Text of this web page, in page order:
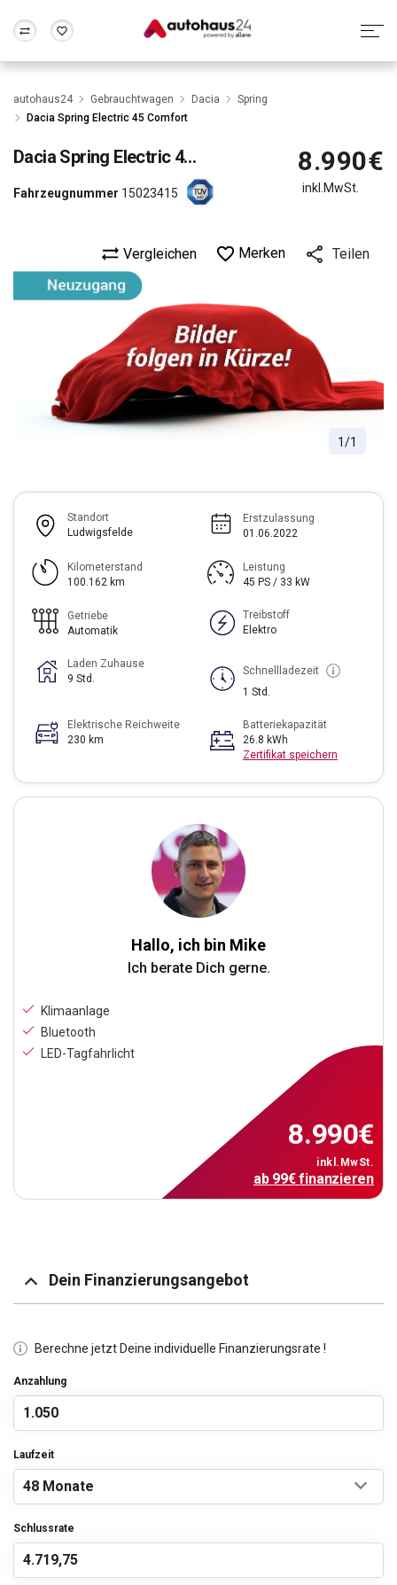
Zum Antrag
Wir bewerten dein Auto
Alle Fragen & Antworten
Rund um die Inzahlungnahme
FrankfurtWuppertal
autohaus24 Gebrauchtwagen Dacia
Spring
Dacia Spring Electric 45 Comfort
Dacia Spring Electric 45 Comfort
Fahrzeugnummer 15023415
Vergleichen Merken Teilen
8.990€
inkl.MwSt.
1 /1
Hallo, ich bin Mike
Ich berate Dich gerne.
Klimaanlage
Bluetooth
LED-Tagfahrlicht
8.990€
inkl.MwSt.
ab 99€finanzieren
Standort
Ludwigsfelde
Erstzulassung
01.06.2022
Kilometerstand
100.162 km
Leistung
45 PS / 33 kW
Getriebe
Automatik
Treibstoff
Elektro
Laden Zuhause
9 Std.
Schnellladezeit
1 Std.
Elektrische Reichweite
230 km
Batteriekapazität
26.8 kWh
Zertifikat speichern
Dein Finanzierungsangebot
Berechne jetzt Deine individuelle Finanzierungsrate !
Anzahlung
Laufzeit
Schlussrate